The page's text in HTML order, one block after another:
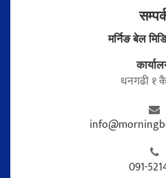
मर्निङ बेल
धनगढी १
091-